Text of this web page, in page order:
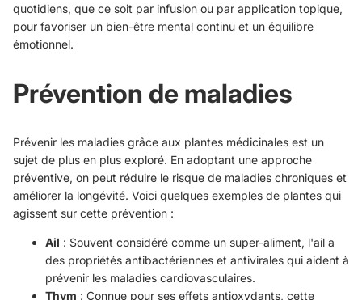
quotidiens, que ce soit par infusion ou par application topique,
pour favoriser un bien-être mental continu et un équilibre
émotionnel.
Prévention de maladies
Prévenir les maladies grâce aux plantes médicinales est un
sujet de plus en plus exploré. En adoptant une approche
préventive, on peut réduire le risque de maladies chroniques et
améliorer la longévité. Voici quelques exemples de plantes qui
agissent sur cette prévention :
Ail : Souvent considéré comme un super-aliment, l'ail a
des propriétés antibactériennes et antivirales qui aident à
prévenir les maladies cardiovasculaires.
Thym : Connue pour ses effets antioxydants, cette